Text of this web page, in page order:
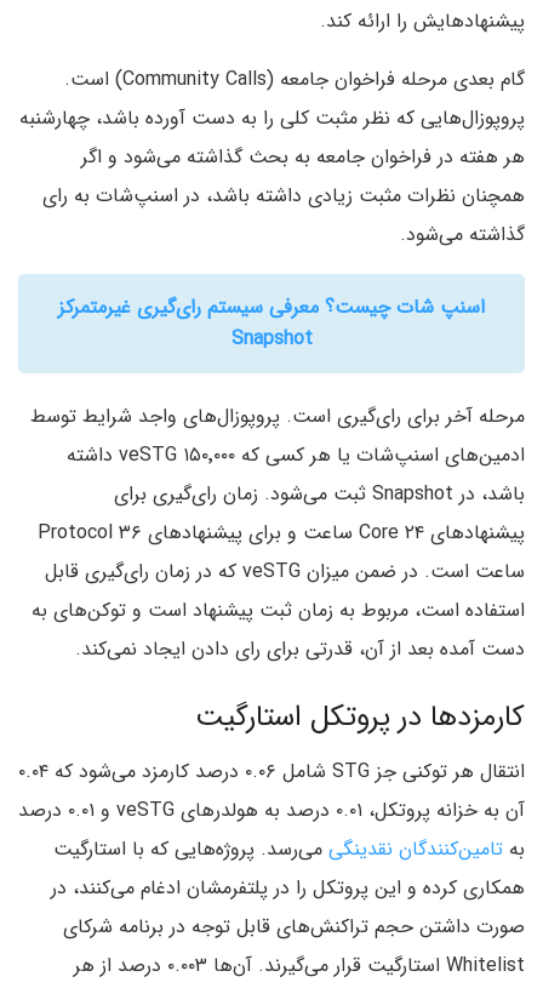
پیشنهادهایش را ارائه کند.
گام بعدی مرحله فراخوان جامعه (Community Calls) است.
پروپوزال‌هایی که نظر مثبت کلی را به دست آورده باشد،‌ چهارشنبه
هر هفته در فراخوان جامعه به بحث گذاشته می‌شود و اگر
همچنان نظرات مثبت زیادی داشته باشد، در اسنپ‌شات به رای
گذاشته می‌شود.
اسنپ ‌شات چیست؟ معرفی سیستم رای‌گیری غیرمتمرکز
Snapshot
مرحله آخر برای رای‌گیری است. پروپوزال‌های واجد شرایط توسط
ادمین‌های اسنپ‌شات یا هر کسی که ۱۵۰٬۰۰۰ veSTG داشته
باشد،‌ در Snapshot ثبت می‌شود. زمان رای‌گیری برای
پیشنهادهای Core ۲۴ ساعت و برای پیشنهادهای Protocol ۳۶
ساعت است. در ضمن میزان veSTG که در زمان رای‌گیری قابل
استفاده است،‌ مربوط به زمان ثبت پیشنهاد است و توکن‌های به
دست آمده بعد از آن، قدرتی برای رای دادن ایجاد نمی‌کند.
کارمزدها در پروتکل استارگیت
انتقال هر توکنی جز STG شامل ۰.۰۶ درصد کارمزد می‌شود که ۰.۰۴
آن به خزانه پروتکل، ۰.۰۱ درصد به هولدرهای veSTG و ۰.۰۱ درصد
به تامین‌کنندگان نقدینگی می‌رسد. پروژ‌ه‌‌هایی که با استارگیت
همکاری کرده و این پروتکل را در پلتفرمشان ادغام می‌کنند، در
صورت داشتن حجم تراکنش‌های قابل توجه در برنامه شرکای
Whitelist استارگیت قرار می‌گیرند. آن‌‌ها ۰.۰۰۳ درصد از هر